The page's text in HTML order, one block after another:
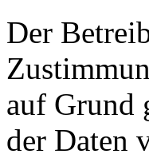
Der
auf Grund
der Daten